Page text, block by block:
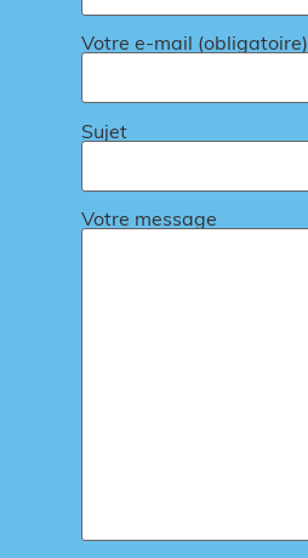
Votre e-mail (obligatoire)
Sujet
Votre message